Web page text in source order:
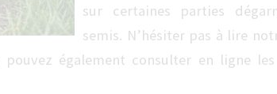
sur certaines parties
semis. N’hésiter pas à lire
pouvez également consulter en ligne les